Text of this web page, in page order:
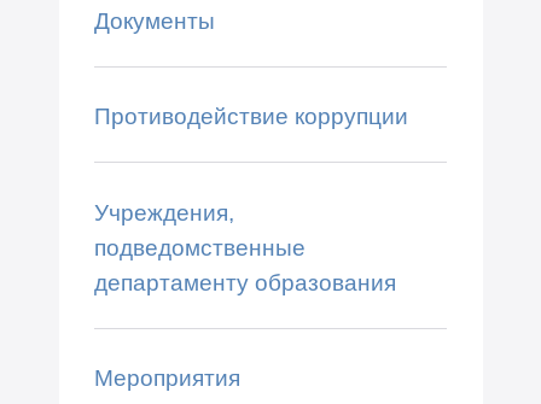
Документы
Противодействие коррупции
Учреждения,
подведомственные
департаменту образования
Мероприятия